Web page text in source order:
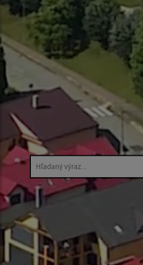
Hľadaný výraz...